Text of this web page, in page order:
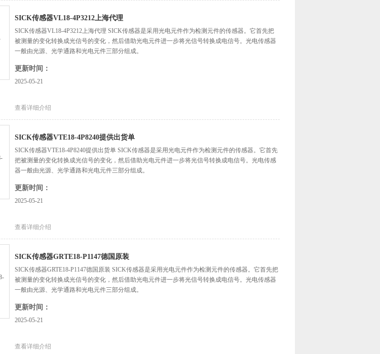
SICK传感器VL18-4P3212上海代理
SICK传感器VL18-4P3212上海代理 SICK传感器是采用光电元件作为检测元件的传感器。它首先把
被测量的变化转换成光信号的变化，然后借助光电元件进一步将光信号转换成电信号。光电传感器
一般由光源、光学通路和光电元件三部分组成。
更新时间：
2025-05-21
查看详细介绍
SICK传感器VTE18-4P8240提供出货单
SICK传感器VTE18-4P8240提供出货单 SICK传感器是采用光电元件作为检测元件的传感器。它首先
把被测量的变化转换成光信号的变化，然后借助光电元件进一步将光信号转换成电信号。光电传感
器一般由光源、光学通路和光电元件三部分组成。
更新时间：
2025-05-21
查看详细介绍
SICK传感器GRTE18-P1147德国原装
SICK传感器GRTE18-P1147德国原装 SICK传感器是采用光电元件作为检测元件的传感器。它首先把
被测量的变化转换成光信号的变化，然后借助光电元件进一步将光信号转换成电信号。光电传感器
一般由光源、光学通路和光电元件三部分组成。
更新时间：
2025-05-21
查看详细介绍